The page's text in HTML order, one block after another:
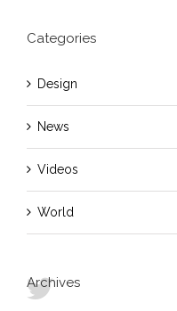
Categories
Design
News
Videos
World
Archives